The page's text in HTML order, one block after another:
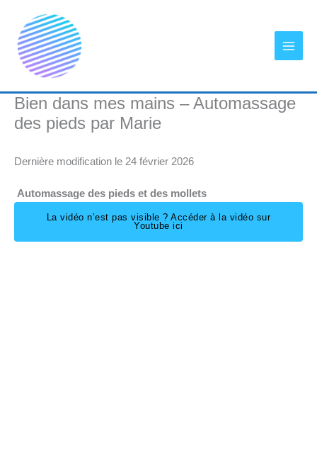
contenu
Bien dans mes mains – Automassage
des pieds par Marie
Dernière modification le 24 février 2026
Automassage des pieds et des mollets
La vidéo n’est pas visible ? Accéder à la vidéo sur
Youtube ici